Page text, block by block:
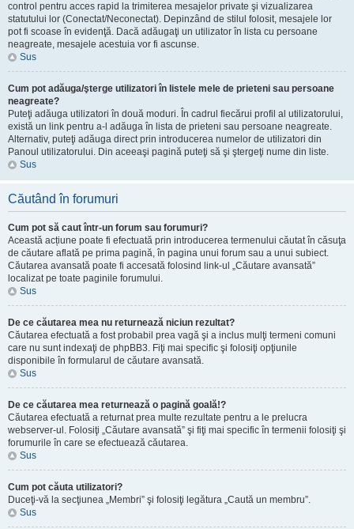
control pentru acces rapid la trimiterea mesajelor private şi vizualizarea
statutului lor (Conectat/Neconectat). Depinzând de stilul folosit, mesajele lor
pot fi scoase în evidenţă. Dacă adăugaţi un utilizator în lista cu persoane
neagreate, mesajele acestuia vor fi ascunse.
Sus
Cum pot adăuga/şterge utilizatori în listele mele de prieteni sau persoane
neagreate?
Puteţi adăuga utilizatori în două moduri. În cadrul fiecărui profil al utilizatorului,
există un link pentru a-l adăuga în lista de prieteni sau persoane neagreate.
Alternativ, puteţi adăuga direct prin introducerea numelor de utilizatori din
Panoul utilizatorului. Din aceeaşi pagină puteţi să şi ştergeţi nume din liste.
Sus
Căutând în forumuri
Cum pot să caut într-un forum sau forumuri?
Această acțiune poate fi efectuată prin introducerea termenului căutat în căsuţa
de căutare aflată pe prima pagină, în pagina unui forum sau a unui subiect.
Căutarea avansată poate fi accesată folosind link-ul „Căutare avansată”
localizat pe toate paginile forumului.
Sus
De ce căutarea mea nu returnează niciun rezultat?
Căutarea efectuată a fost probabil prea vagă şi a inclus mulţi termeni comuni
care nu sunt indexaţi de phpBB3. Fiţi mai specific şi folosiţi opţiunile
disponibile în formularul de căutare avansată.
Sus
De ce căutarea mea returnează o pagină goală!?
Căutarea efectuată a returnat prea multe rezultate pentru a le prelucra
webserver-ul. Folosiţi „Căutare avansată” şi fiţi mai specific în termenii folosiţi şi
forumurile în care se efectuează căutarea.
Sus
Cum pot căuta utilizatori?
Duceţi-vă la secţiunea „Membri” şi folosiţi legătura „Caută un membru”.
Sus